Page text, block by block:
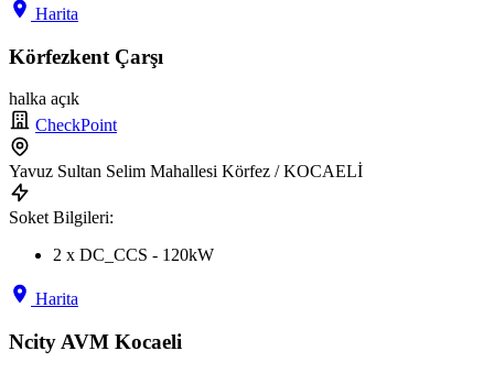
Harita
Körfezkent Çarşı
halka açık
CheckPoint
Yavuz Sultan Selim Mahallesi Körfez / KOCAELİ
Soket Bilgileri:
2 x DC_CCS - 120kW
Harita
Ncity AVM Kocaeli